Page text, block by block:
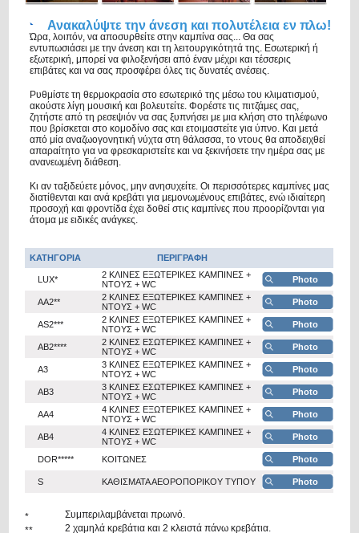
Ανακαλύψτε την άνεση και πολυτέλεια εν πλω!
Ώρα, λοιπόν, να αποσυρθείτε στην καμπίνα σας... Θα σας
εντυπωσιάσει με την άνεση και τη λειτουργικότητά της. Εσωτερική ή
εξωτερική, μπορεί να φιλοξενήσει από έναν μέχρι και τέσσερις
επιβάτες και να σας προσφέρει όλες τις δυνατές ανέσεις.
Ρυθμίστε τη θερμοκρασία στο εσωτερικό της μέσω του κλιματισμού,
ακούστε λίγη μουσική και βολευτείτε. Φορέστε τις πιτζάμες σας,
ζητήστε από τη ρεσεψιόν να σας ξυπνήσει με μια κλήση στο τηλέφωνο
που βρίσκεται στο κομοδίνο σας και ετοιμαστείτε για ύπνο. Και μετά
από μία αναζωογονητική νύχτα στη θάλασσα, το ντους θα αποδειχθεί
απαραίτητο για να φρεσκαριστείτε και να ξεκινήσετε την ημέρα σας με
ανανεωμένη διάθεση.
Κι αν ταξιδεύετε μόνος, μην ανησυχείτε. Οι περισσότερες καμπίνες μας
διατίθενται και ανά κρεβάτι για μεμονωμένους επιβάτες, ενώ ιδιαίτερη
προσοχή και φροντίδα έχει δοθεί στις καμπίνες που προορίζονται για
άτομα με ειδικές ανάγκες.
ΚΑΤΗΓΟΡΙΑ ΠΕΡΙΓΡΑΦΗ
LUX*
2 ΚΛΙΝΕΣ ΕΞΩΤΕΡΙΚΕΣ ΚΑΜΠΙΝΕΣ +
ΝΤΟΥΣ + WC
Photo
AA2**
2 ΚΛΙΝΕΣ ΕΞΩΤΕΡΙΚΕΣ ΚΑΜΠΙΝΕΣ +
ΝΤΟΥΣ + WC
Photo
AS2***
2 ΚΛΙΝΕΣ ΕΞΩΤΕΡΙΚΕΣ ΚΑΜΠΙΝΕΣ +
ΝΤΟΥΣ + WC
Photo
AB2****
2 ΚΛΙΝΕΣ ΕΣΩΤΕΡΙΚΕΣ ΚΑΜΠΙΝΕΣ +
ΝΤΟΥΣ + WC
Photo
A3
3 ΚΛΙΝΕΣ ΕΞΩΤΕΡΙΚΕΣ ΚΑΜΠΙΝΕΣ +
ΝΤΟΥΣ + WC
Photo
AB3
3 ΚΛΙΝΕΣ ΕΣΩΤΕΡΙΚΕΣ ΚΑΜΠΙΝΕΣ +
ΝΤΟΥΣ + WC
Photo
AA4
4 ΚΛΙΝΕΣ ΕΞΩΤΕΡΙΚΕΣ ΚΑΜΠΙΝΕΣ +
ΝΤΟΥΣ + WC
Photo
AB4
4 ΚΛΙΝΕΣ ΕΣΩΤΕΡΙΚΕΣ ΚΑΜΠΙΝΕΣ +
ΝΤΟΥΣ + WC
Photo
DOR***** ΚΟΙΤΩΝΕΣ Photo
S ΚΑΘΙΣΜΑΤΑ ΑΕΟΡΟΠΟΡΙΚΟΥ ΤΥΠΟΥ Photo
*
Συμπεριλαμβάνεται πρωινό.
2 χαμηλά κρεβάτια και 2 κλειστά πάνω κρεβάτια.